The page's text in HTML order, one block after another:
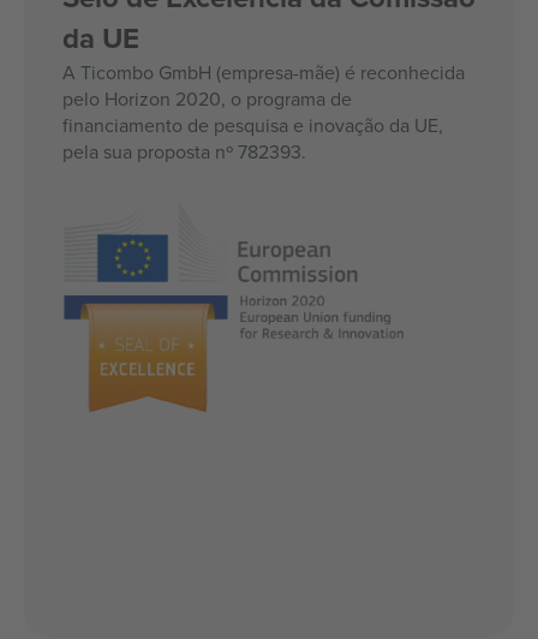
da UE
A Ticombo GmbH (empresa-mãe) é reconhecida
pelo Horizon 2020, o programa de
financiamento de pesquisa e inovação da UE,
pela sua proposta nº 782393.